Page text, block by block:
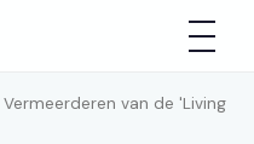
Vermeerderen van de 'Living